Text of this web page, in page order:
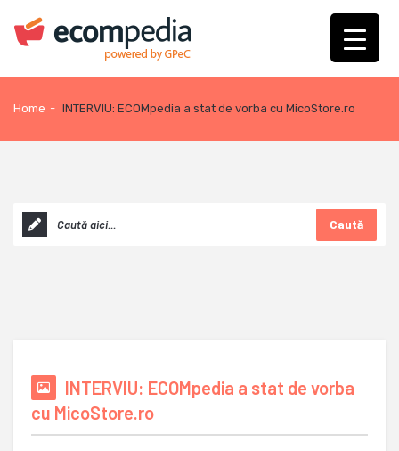
Home - INTERVIU: ECOMpedia a stat de vorba cu MicoStore.ro
Caută
INTERVIU: ECOMpedia a stat de vorba
cu MicoStore.ro